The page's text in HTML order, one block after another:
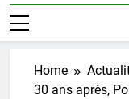
Home
30 ans après,